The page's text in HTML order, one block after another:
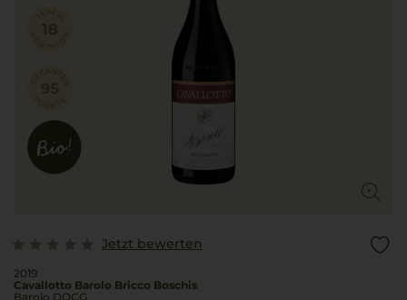
Jetzt bewerten
2019
Cavallotto Barolo Bricco Boschis
Barolo DOCG